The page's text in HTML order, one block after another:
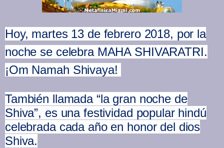
Hoy, martes 13 de febrero 2018, por la
noche se celebra MAHA SHIVARATRI.
¡Om Namah Shivaya!
También llamada “la gran noche de
Shiva”, es una festividad popular hindú
celebrada cada año en honor del dios
Shiva.